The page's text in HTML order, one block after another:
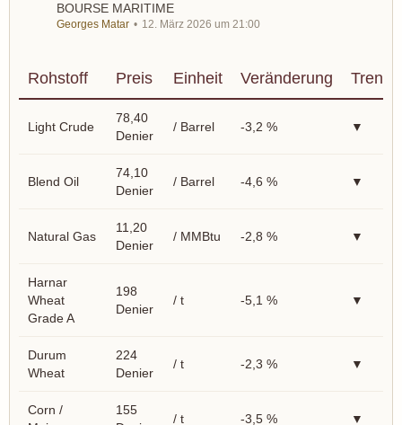
BOURSE MARITIME
Georges Matar 12. März 2026 um 21:00
Rohstoff Preis Einheit Veränderung Trend
Light Crude
78,40
Denier
/ Barrel -3,2 % ▼
Blend Oil
74,10
Denier
/ Barrel -4,6 % ▼
Natural Gas
11,20
Denier
/ MMBtu -2,8 % ▼
Harnar
Wheat
Grade A
198
Denier
/ t -5,1 % ▼
Durum
Wheat
224
Denier
/ t -2,3 % ▼
Corn /
155
/ t -3,5 % ▼